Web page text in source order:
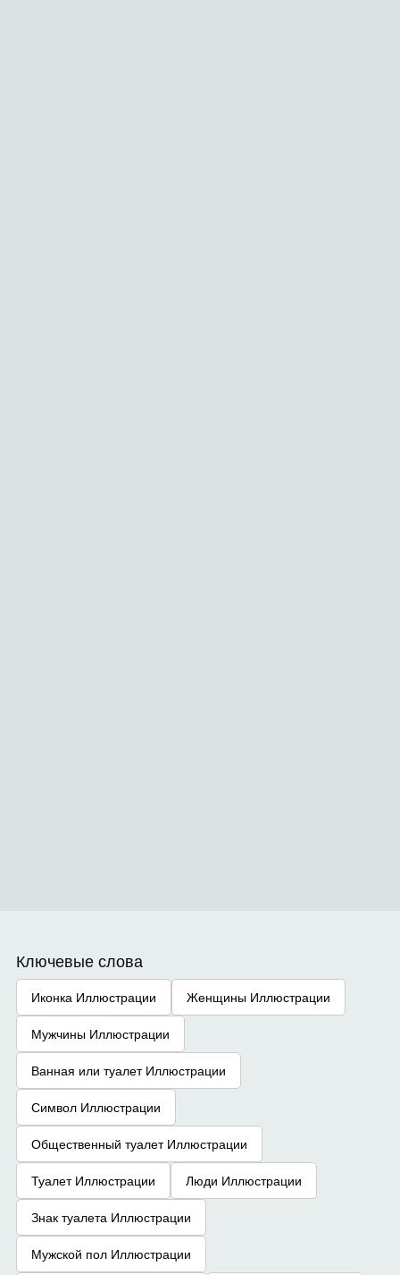
Ключевые слова
Иконка Иллюстрации Женщины Иллюстрации
Мужчины Иллюстрации
Ванная или туалет Иллюстрации
Символ Иллюстрации
Общественный туалет Иллюстрации
Туалет Иллюстрации Люди Иллюстрации
Знак туалета Иллюстрации
Мужской пол Иллюстрации